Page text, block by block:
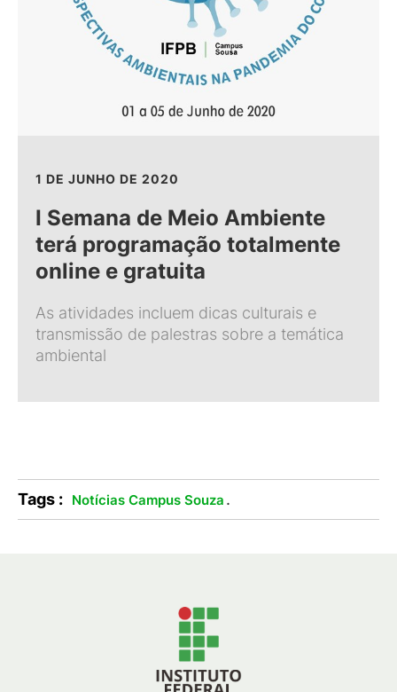
1 DE JUNHO DE 2020
I Semana de Meio Ambiente
terá programação totalmente
online e gratuita
As atividades incluem dicas culturais e
transmissão de palestras sobre a temática
ambiental
Tags : Notícias Campus Souza .